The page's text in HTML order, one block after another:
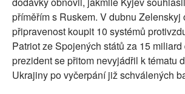
příměřím s Ruskem. V dubnu Zelenskyj
připravenost koupit 10 systémů
Patriot ze Spojených států za 15
prezident se přitom nevyjádřil k tématu
Ukrajiny po vyčerpání již schválených